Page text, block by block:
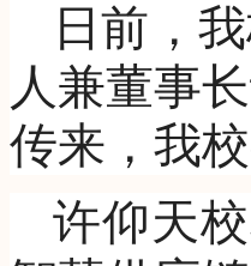
日前，
人兼董事
传来，我
许仰天